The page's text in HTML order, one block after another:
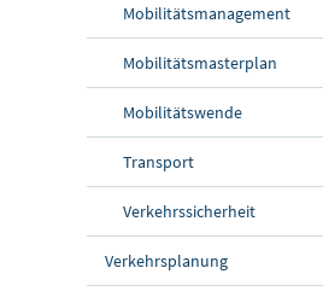
Mobilitätsmanagement
Mobilitätsmasterplan
Mobilitätswende
Transport
Verkehrssicherheit
Verkehrsplanung